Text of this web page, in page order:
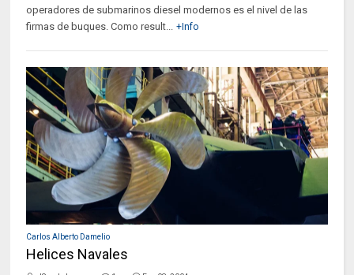
operadores de submarinos diesel modernos es el nivel de las
firmas de buques. Como result... +Info
Carlos Alberto Damelio
Helices Navales